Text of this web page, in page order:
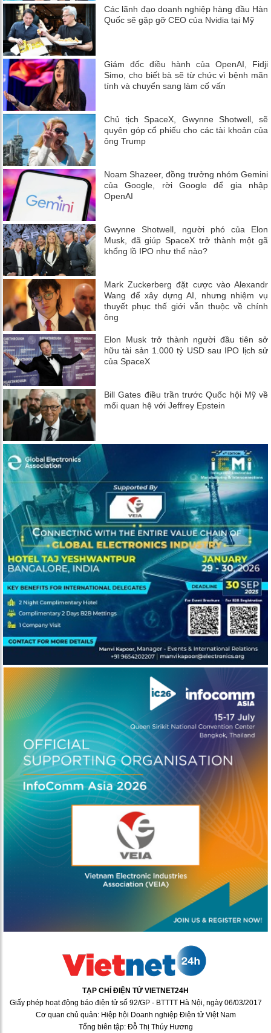
Các lãnh đạo doanh nghiệp hàng đầu Hàn
Quốc sẽ gặp gỡ CEO của Nvidia tại Mỹ
Giám đốc điều hành của OpenAI, Fidji
Simo, cho biết bà sẽ từ chức vì bệnh mãn
tính và chuyển sang làm cố vấn
Chủ tịch SpaceX, Gwynne Shotwell, sẽ
quyên góp cổ phiếu cho các tài khoản của
ông Trump
Noam Shazeer, đồng trưởng nhóm Gemini
của Google, rời Google để gia nhập
OpenAI
Gwynne Shotwell, người phó của Elon
Musk, đã giúp SpaceX trở thành một gã
khổng lồ IPO như thế nào?
Mark Zuckerberg đặt cược vào Alexandr
Wang để xây dựng AI, nhưng nhiệm vụ
thuyết phục thế giới vẫn thuộc về chính
ông
Elon Musk trở thành người đầu tiên sở
hữu tài sản 1.000 tỷ USD sau IPO lịch sử
của SpaceX
Bill Gates điều trần trước Quốc hội Mỹ về
mối quan hệ với Jeffrey Epstein
TẠP CHÍ ĐIỆN TỬ VIETNET24H
Giấy phép hoạt động báo điện tử số 92/GP - BTTTT Hà Nội, ngày 06/03/2017
Cơ quan chủ quản: Hiệp hội Doanh nghiệp Điện tử Việt Nam
Tổng biên tập: Đỗ Thị Thúy Hương